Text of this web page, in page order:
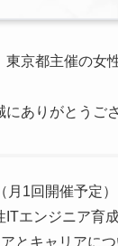
東京都主催の女
ありがとうご
1回開催予定）
ITエンジニア
とキャリアにつ